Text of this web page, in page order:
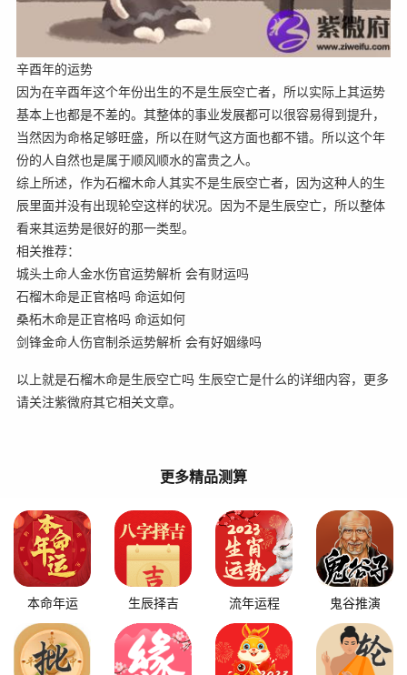
辛酉年的运势
因为在辛酉年这个年份出生的不是生辰空亡者，所以实际上其运势
基本上也都是不差的。其整体的事业发展都可以很容易得到提升，
当然因为命格足够旺盛，所以在财气这方面也都不错。所以这个年
份的人自然也是属于顺风顺水的富贵之人。
综上所述，作为石榴木命人其实不是生辰空亡者，因为这种人的生
辰里面并没有出现轮空这样的状况。因为不是生辰空亡，所以整体
看来其运势是很好的那一类型。
相关推荐：
城头土命人金水伤官运势解析 会有财运吗
石榴木命是正官格吗 命运如何
桑柘木命是正官格吗 命运如何
剑锋金命人伤官制杀运势解析 会有好姻缘吗
以上就是石榴木命是生辰空亡吗 生辰空亡是什么的详细内容，更多
请关注紫微府其它相关文章。
更多精品测算
本命年运 生辰择吉 流年运程 鬼谷推演